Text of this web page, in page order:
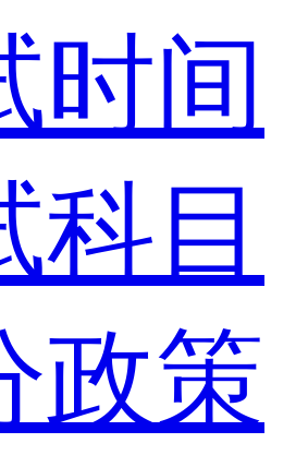
时间
科目
政策